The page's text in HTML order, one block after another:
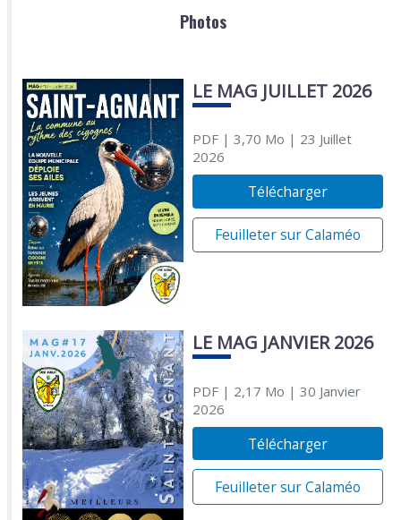
Photos
LE MAG JUILLET 2026
PDF| 3,70 Mo | 23 Juillet
2026
Télécharger
Feuilleter sur Calaméo
LE MAG JANVIER 2026
PDF| 2,17 Mo | 30 Janvier
2026
Télécharger
Feuilleter sur Calaméo